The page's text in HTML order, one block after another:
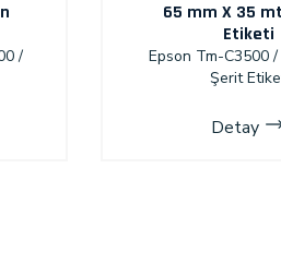
/
65 mm X 35
Etiketi
Epson Tm-C3500
Şerit
Detay